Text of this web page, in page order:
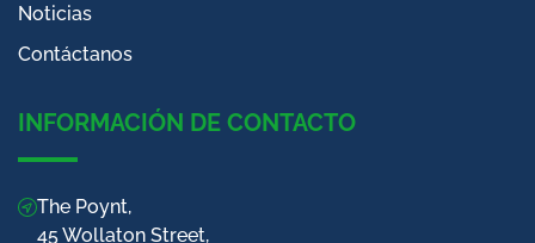
Noticias
Contáctanos
INFORMACIÓN DE CONTACTO
The Poynt,
45 Wollaton Street,